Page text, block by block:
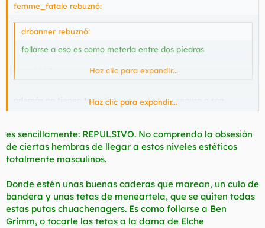
femme_fatale rebuznó:
drbanner rebuznó:
follarse a eso es como meterla entre dos piedras
Haz clic para expandir...
además no tienen tetas, hay una q tiene y seguro q son
operadas
Haz clic para expandir...
es sencillamente: REPULSIVO. No comprendo la obsesión
de ciertas hembras de llegar a estos niveles estéticos
totalmente masculinos.
Donde estén unas buenas caderas que marean, un culo de
bandera y unas tetas de meneartela, que se quiten todas
estas putas chuachenagers. Es como follarse a Ben
Grimm, o tocarle las tetas a la dama de Elche